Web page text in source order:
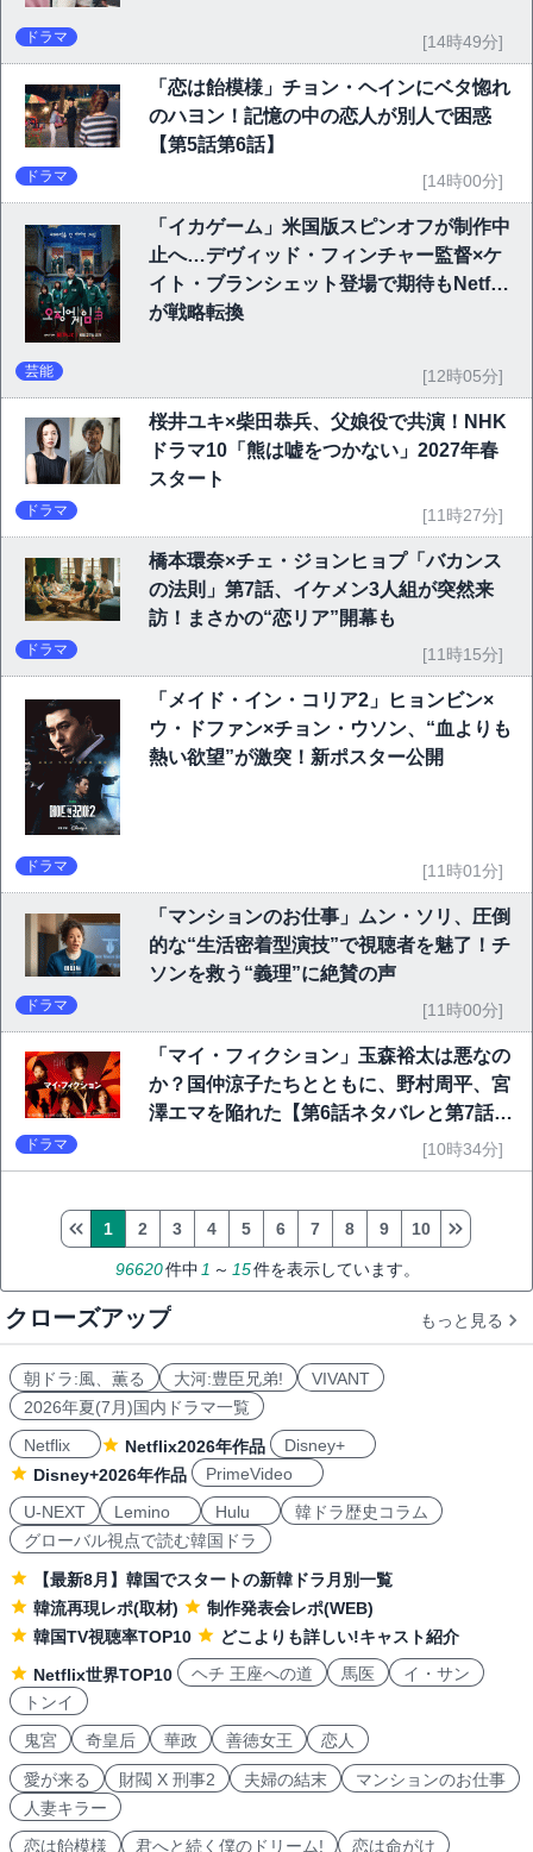
ドラマ [14時49分]
「恋は飴模様」チョン・ヘインにベタ惚れ
のハヨン！記憶の中の恋人が別人で困惑
【第5話第6話】
ドラマ [14時00分]
「イカゲーム」米国版スピンオフが制作中
止へ…デヴィッド・フィンチャー監督×ケ
イト・ブランシェット登場で期待もNetflix
が戦略転換
芸能 [12時05分]
桜井ユキ×柴田恭兵、父娘役で共演！NHK
ドラマ10「熊は嘘をつかない」2027年春
スタート
ドラマ [11時27分]
橋本環奈×チェ・ジョンヒョプ「バカンス
の法則」第7話、イケメン3人組が突然来
訪！まさかの“恋リア”開幕も
ドラマ [11時15分]
「メイド・イン・コリア2」ヒョンビン×
ウ・ドファン×チョン・ウソン、“血よりも
熱い欲望”が激突！新ポスター公開
ドラマ [11時01分]
「マンションのお仕事」ムン・ソリ、圧倒
的な“生活密着型演技”で視聴者を魅了！チ
ソンを救う“義理”に絶賛の声
ドラマ [11時00分]
「マイ・フィクション」玉森裕太は悪なの
か？国仲涼子たちとともに、野村周平、宮
澤エマを陥れた【第6話ネタバレと第7話予
ドラマ [10時34分]
96620件中 1 ～ 15件を表示しています。
1 2 3 4 5 6 7 8 9 10
クローズアップ もっと見る
朝ドラ:風、薫る 大河:豊臣兄弟!
VIVANT
2026年夏(7月)国内ドラマ一覧
Netflix
Netflix2026年作品
Disney+
Disney+2026年作品
PrimeVideo
U-NEXT
Lemino Hulu
韓ドラ歴史コラム
グローバル視点で読む韓国ドラ
【最新8月】韓国でスタートの新韓ドラ月別一覧
韓流再現レポ(取材)
制作発表会レポ(WEB)
韓国TV視聴率TOP10
どこよりも詳しい!キャスト紹介
Netflix世界TOP10
ヘチ 王座への道 馬医
イ・サン
トンイ
鬼宮
奇皇后 華政 善徳女王 恋人
愛が来る 財閥 X 刑事2 夫婦の結末
マンションのお仕事
人妻キラー
恋は飴模様
君へと続く僕のドリーム! 恋は命がけ